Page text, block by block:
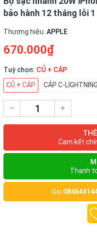
bảo hành 12 tháng lỗi 1
Thương hiệu: APPLE
670.000₫
Tuỳ chọn: CỦ + CÁP
CỦ + CÁP
CÁP C-LIGHTNING
– +
Cam kết
Thanh
Gọi